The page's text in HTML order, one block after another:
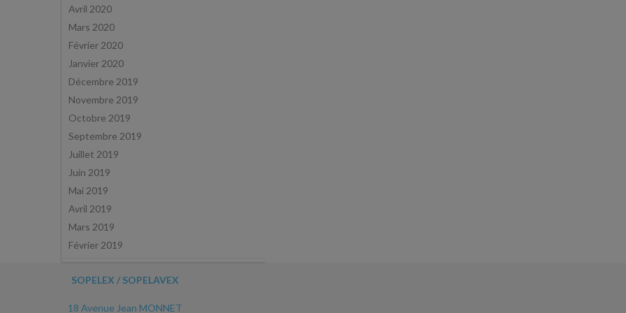
Avril 2020
Mars 2020
Février 2020
Janvier 2020
Décembre 2019
Novembre 2019
Octobre 2019
Septembre 2019
Juillet 2019
Juin 2019
Mai 2019
Avril 2019
Mars 2019
Février 2019
SOPELEX / SOPELAVEX
18 Avenue Jean MONNET